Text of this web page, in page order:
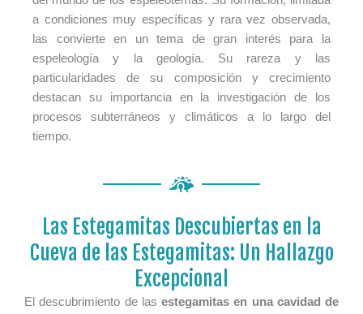
a condiciones muy específicas y rara vez observada,
las convierte en un tema de gran interés para la
espeleología y la geología. Su rareza y las
particularidades de su composición y crecimiento
destacan su importancia en la investigación de los
procesos subterráneos y climáticos a lo largo del
tiempo.
Las Estegamitas Descubiertas en la
Cueva de las Estegamitas: Un Hallazgo
Excepcional
El descubrimiento de las estegamitas en una cavidad de